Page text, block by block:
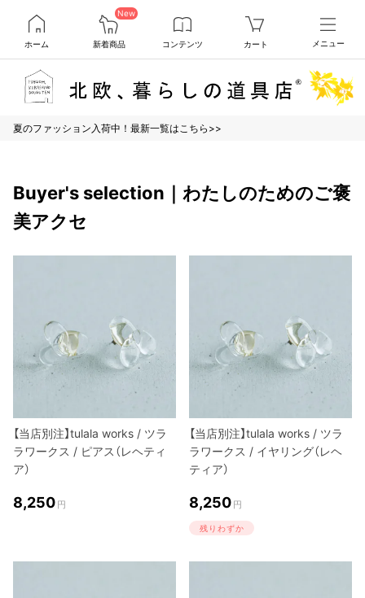
ホーム
New
新着商品 コンテンツ カート メニュー
夏のファッション入荷中！最新一覧はこちら>>
Buyer's selection｜わたしのためのご褒
美アクセ
【当店別注】tulala works / ツラ
ラワークス / ピアス（レヘティ
ア）
8,250 円
【当店別注】tulala works / ツラ
ラワークス / イヤリング（レヘ
ティア）
8,250 円
残りわずか